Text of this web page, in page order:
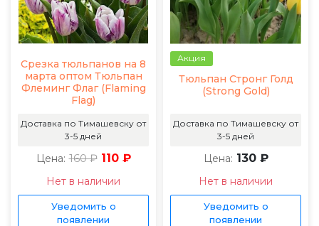
Срезка тюльпанов на 8
марта оптом Тюльпан
Флеминг Флаг (Flaming
Flag)
Доставка по Тимашевску от
3-5 дней
Цена: 160 ₽ 110 ₽
Нет в наличии
Уведомить о
появлении
Акция
Тюльпан Стронг Голд
(Strong Gold)
Доставка по Тимашевску от
3-5 дней
Цена: 130 ₽
Нет в наличии
Уведомить о
появлении